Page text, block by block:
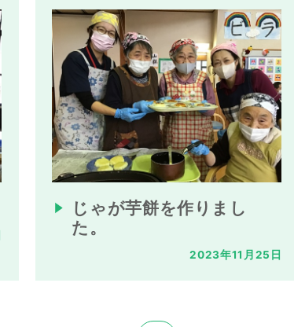
じゃが芋餅を作りまし
た。
2023年11月25日